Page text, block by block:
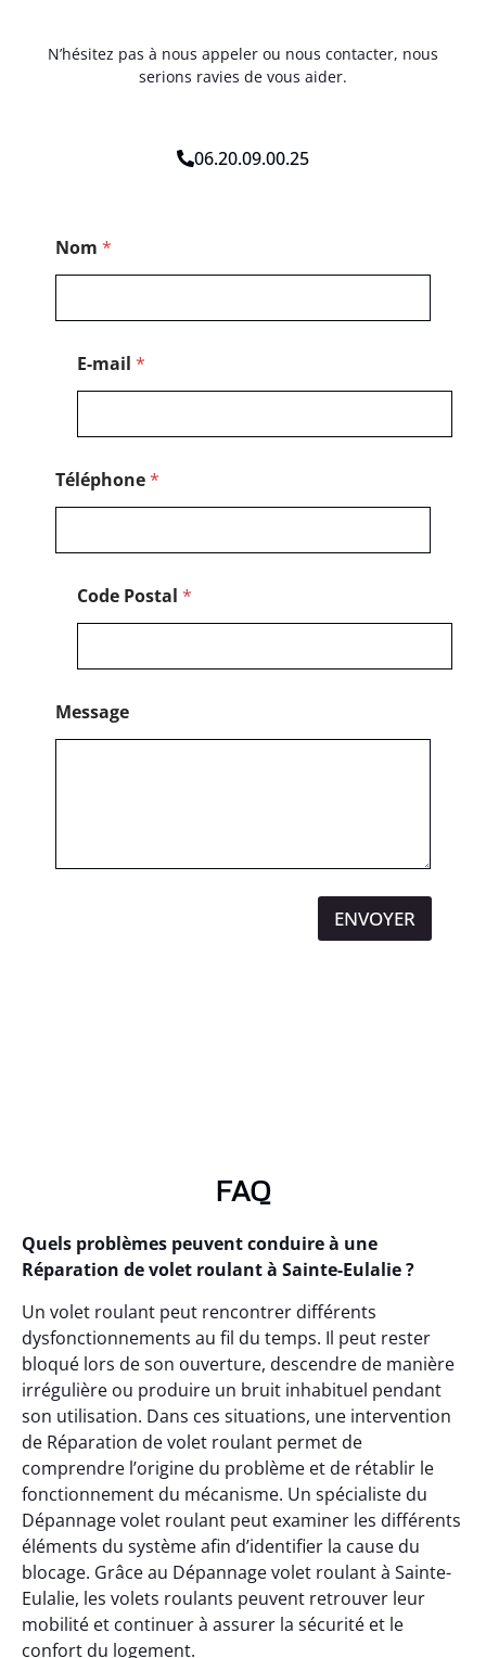
N’hésitez pas à nous appeler ou nous contacter, nous
serions ravies de vous aider.
06.20.09.00.25
Nom *
E-mail *
Téléphone*
Code Postal *
Message
ENVOYER
FAQ
Quels problèmes peuvent conduire à une
Réparation de volet roulant à Sainte-Eulalie ?
Un volet roulant peut rencontrer différents
dysfonctionnements au fil du temps. Il peut rester
bloqué lors de son ouverture, descendre de manière
irrégulière ou produire un bruit inhabituel pendant
son utilisation. Dans ces situations, une intervention
de Réparation de volet roulant permet de
comprendre l’origine du problème et de rétablir le
fonctionnement du mécanisme. Un spécialiste du
Dépannage volet roulant peut examiner les différents
éléments du système afin d’identifier la cause du
blocage. Grâce au Dépannage volet roulant à Sainte-
Eulalie, les volets roulants peuvent retrouver leur
mobilité et continuer à assurer la sécurité et le
confort du logement.